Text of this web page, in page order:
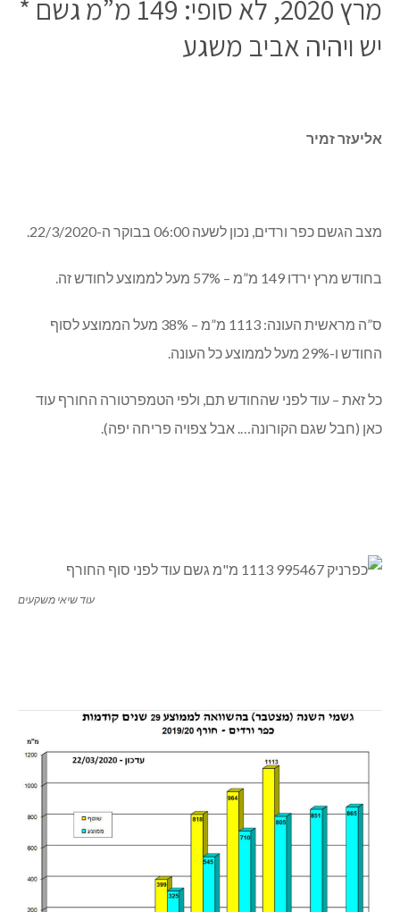
מרץ 2020, לא סופי: 149 מ”מ גשם *
יש ויהיה אביב משגע
אליעזר זמיר
מצב הגשם כפר ורדים, נכון לשעה 06:00 בבוקר ה-22/3/2020.
בחודש מרץ ירדו 149 מ”מ – 57% מעל לממוצע לחודש זה.
ס”ה מראשית העונה: 1113 מ”מ – 38% מעל הממוצע לסוף
החודש ו-29% מעל לממוצע כל העונה.
כל זאת – עוד לפני שהחודש תם, ולפי הטמפרטורה החורף עוד
כאן (חבל שגם הקורונה…. אבל צפויה פריחה יפה).
עוד שיאי משקעים